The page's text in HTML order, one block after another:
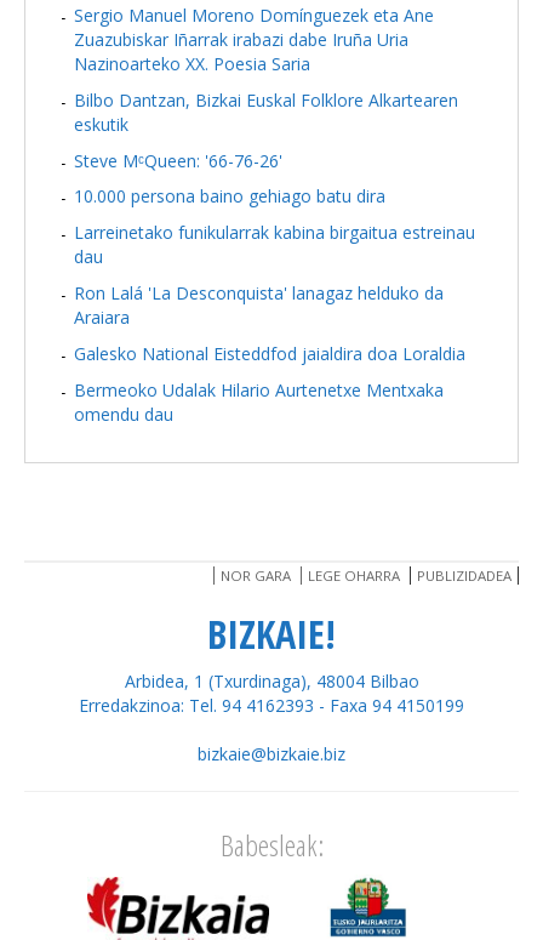
Sergio Manuel Moreno Domínguezek eta Ane
Zuazubiskar Iñarrak irabazi dabe Iruña Uria
Nazinoarteko XX. Poesia Saria
Bilbo Dantzan, Bizkai Euskal Folklore Alkartearen
eskutik
Steve MᶜQueen: '66-76-26'
10.000 persona baino gehiago batu dira
Larreinetako funikularrak kabina birgaitua estreinau
dau
Ron Lalá 'La Desconquista' lanagaz helduko da
Araiara
Galesko National Eisteddfod jaialdira doa Loraldia
Bermeoko Udalak Hilario Aurtenetxe Mentxaka
omendu dau
NOR GARA LEGE OHARRA PUBLIZIDADEA
BIZKAIE!
Arbidea, 1 (Txurdinaga), 48004 Bilbao
Erredakzinoa: Tel. 94 4162393 - Faxa 94 4150199
bizkaie@bizkaie.biz
Babesleak: